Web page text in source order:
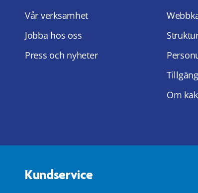
Vår verksamhet
Jobba hos oss
Press och nyheter
Om
Kundservice